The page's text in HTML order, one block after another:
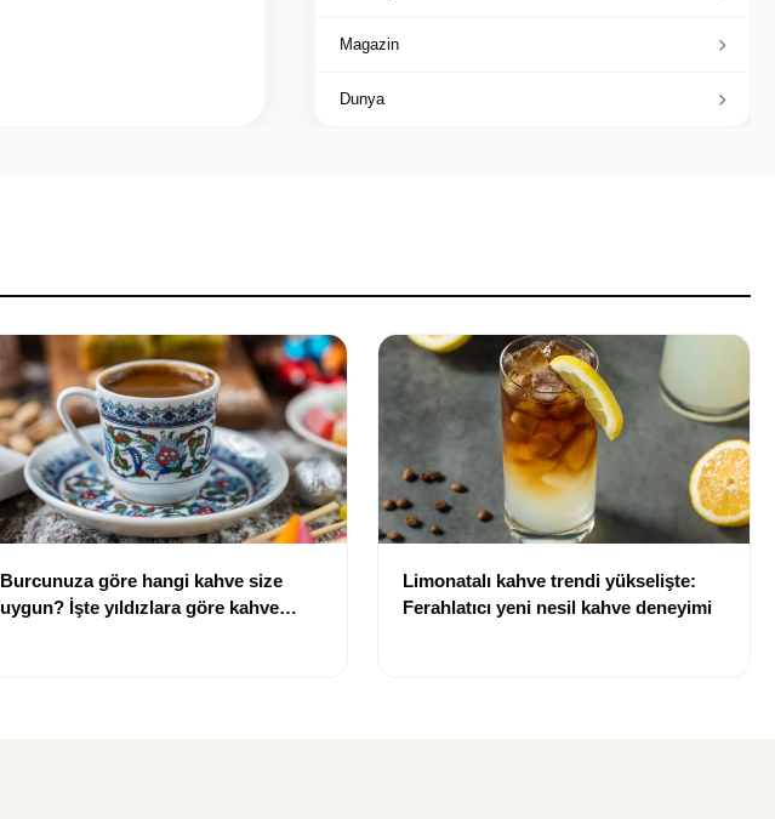
Magazin
Dunya
Burcunuza göre hangi kahve size
uygun? İşte yıldızlara göre kahve
Limonatalı kahve trendi yükselişte:
Ferahlatıcı yeni nesil kahve deneyimi